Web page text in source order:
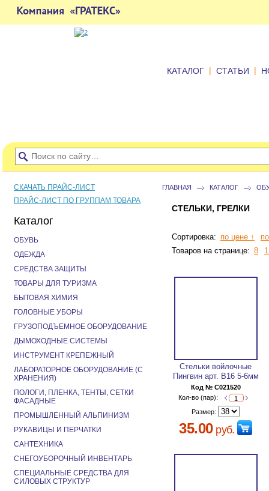
КАТАЛОГ | СТАТЬИ |
ГЛАВНАЯ КАТАЛОГ
СТЕЛЬКИ, ГРЕЛКИ
Сортировка: по цене ↑
Товаров на странице: 8
Стельки войлочные
Пингвин арт. В16 5-6мм
Код № C021520
Кол-во (пар):
Размер:
35.00руб.
СКАЧАТЬ ПРАЙС-ЛИСТ
ПРАЙС-ЛИСТ ПО ГРУППАМ ТОВАРА
Каталог
ОБУВЬ
ОДЕЖДА
СРЕДСТВА ЗАЩИТЫ
ТОВАРЫ ДЛЯ ТУРИЗМА
БЫТОВАЯ ХИМИЯ
ГОЛОВНЫЕ УБОРЫ
ГРУЗОПОДЪЕМНОЕ ОБОРУДОВАНИЕ
ДЫМОХОДНЫЕ СИСТЕМЫ
ИНСТРУМЕНТ КРЕПЕЖНЫЙ
ЛАБОРАТОРНОЕ ОБОРУДОВАНИЕ (С
ХРАНЕНИЯ)
ПОЛОГИ, ПЛЕНКА, ТЕНТЫ, СЕТКИ
ФАСАДНЫЕ
ПРОМЫШЛЕННЫЙ АЛЬПИНИЗМ
РУКАВИЦЫ И ПЕРЧАТКИ
САНТЕХНИКА
СНЕГОУБОРОЧНЫЙ ИНВЕНТАРЬ
СПЕЦИАЛЬНЫЕ СРЕДСТВА ДЛЯ
СИЛОВЫХ СТРУКТУР